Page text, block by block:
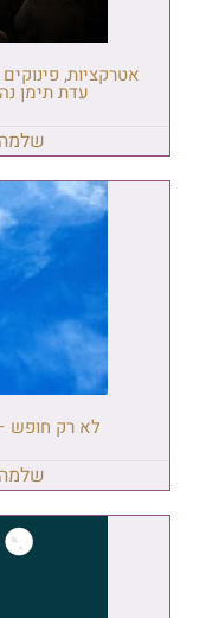
עדת תימן
לא רק חופש